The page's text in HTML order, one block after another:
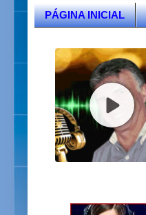
PÁGINA INICIAL